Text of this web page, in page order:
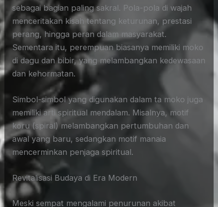
sebagai bagian paling sakral. Pola-pola di wajah
menceritakan kisah tentang keturunan, prestasi
perang, hingga peran dalam masyarakat.
Sementara itu, perempuan biasanya memiliki moko
di dagu dan bibir, yang melambangkan kedewasaan
dan kehormatan.
Simbol-simbol yang digunakan dalam ta moko juga
memiliki arti spiritual mendalam. Misalnya, motif
koru (spiral) melambangkan pertumbuhan dan
awal yang baru, sedangkan motif manaia
mencerminkan penjaga spiritual.
Revitalisasi Budaya di Era Modern
Meski sempat mengalami penurunan akibat